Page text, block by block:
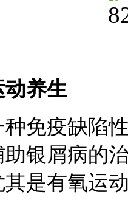
养生
疫缺陷性
银屑病的
是有氧运